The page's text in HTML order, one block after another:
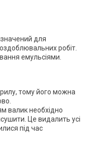
для
робіт.
емульсіями.
тому його можна
валик необхідно
Це видалить усі
під час